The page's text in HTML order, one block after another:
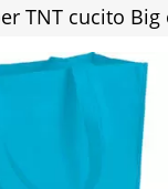
TNT cucito Big